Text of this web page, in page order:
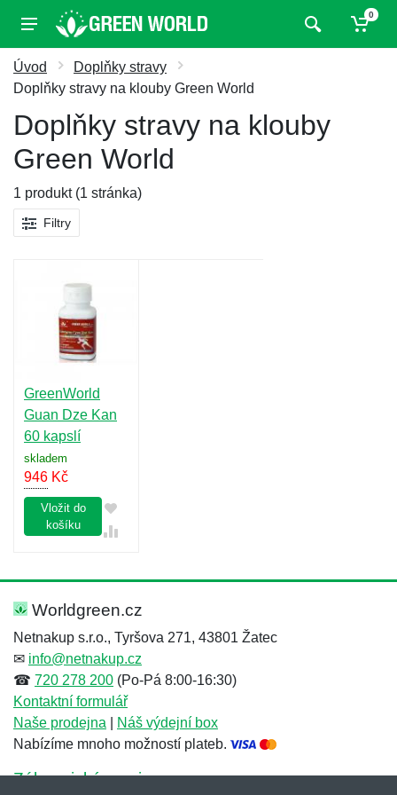
0
Úvod
Doplňky stravy
Doplňky stravy na klouby Green World
Doplňky stravy na klouby
Green World
1 produkt (1 stránka)
Filtry
GreenWorld
Guan Dze Kan
60 kapslí
skladem
946 Kč
Vložit do
košíku
Worldgreen.cz
Netnakup s.r.o., Tyršova 271, 43801 Žatec
✉ info@netnakup.cz
☎ 720 278 200 (Po-Pá 8:00-16:30)
Kontaktní formulář
Naše prodejna
Náš výdejní box
Nabízíme mnoho možností plateb.
Zákaznický servis